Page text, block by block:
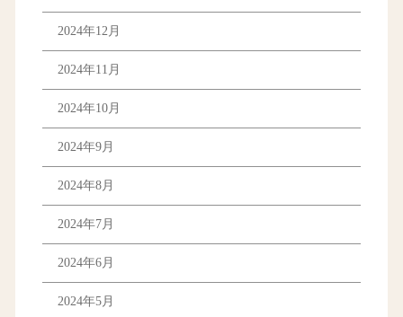
2024年12月
2024年11月
2024年10月
2024年9月
2024年8月
2024年7月
2024年6月
2024年5月